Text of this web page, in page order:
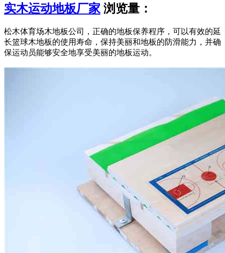
实木运动地板厂家浏览量：
松木体育场木地板公司，正确的地板保养程序，可以有效的延
长篮球木地板的使用寿命，保持美丽和地板的防滑能力，并确
保运动员能够安全地享受美丽的地板运动。